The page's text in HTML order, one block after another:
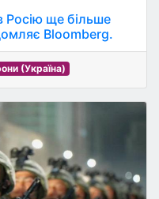
Росію ще більше
Bloomberg.
(Україна)